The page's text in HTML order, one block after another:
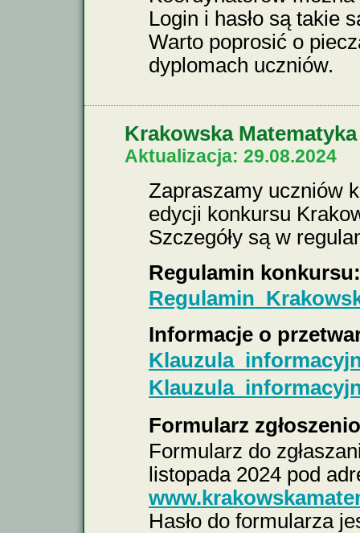
Login i hasło są takie
Warto poprosić o
dyplomach uczniów.
Krakowska Matematyka
Aktualizacja: 29.08.2024
Zapraszamy uczniów
edycji konkursu
Szczegóły są w
Regulamin konkursu:
Informacje o
Formularz
Formularz do
listopada 2024 pod
Hasło do formularza